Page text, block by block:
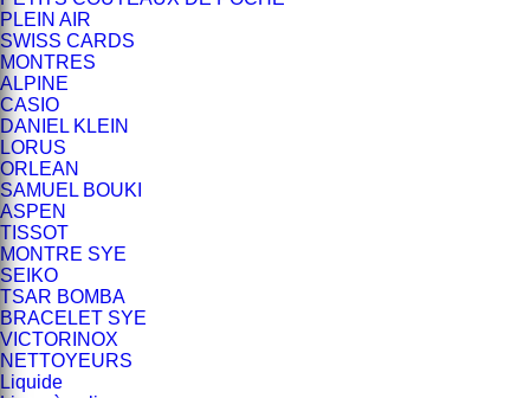
PLEIN AIR
SWISS CARDS
MONTRES
ALPINE
CASIO
DANIEL KLEIN
LORUS
ORLEAN
SAMUEL BOUKI
ASPEN
TISSOT
MONTRE SYE
SEIKO
TSAR BOMBA
BRACELET SYE
VICTORINOX
NETTOYEURS
Liquide